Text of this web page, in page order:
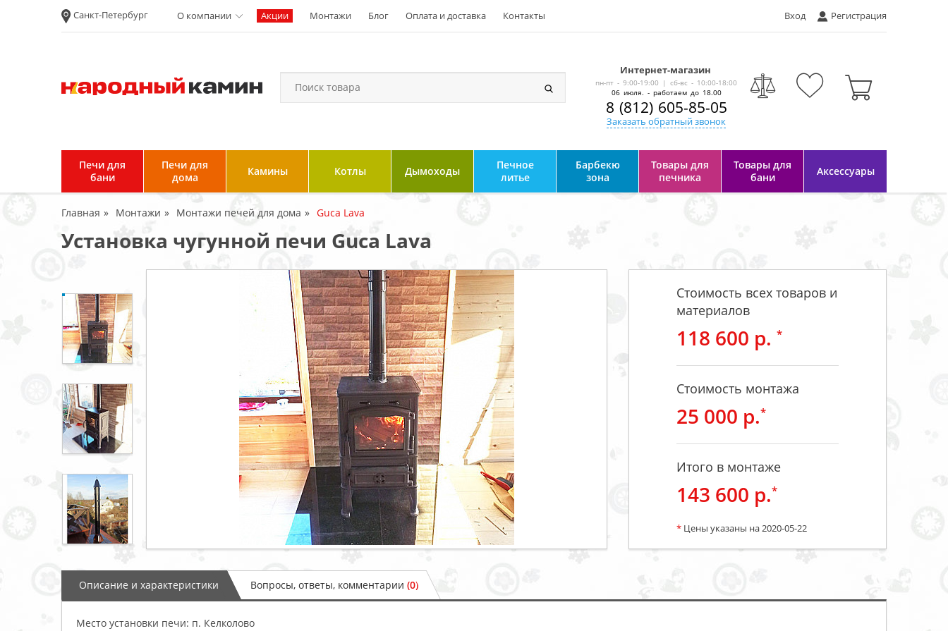
Санкт-Петербург О компании
обработку
персональных
данных
Условия продажи и
возврата товара
Пользовательское
соглашение
Гарантия и возврат
Акции Монтажи Блог Оплата и доставка Контакты Вход Регистрация
Интернет-магазин
-
пн-пт - 9:00-19:00 | сб-вс - 10:00-18:00
06 июля. - работаем до 18.00
8 (812) 605-85-05
Заказать обратный звонок
Печи для
бани
Печи для
дома
Камины Котлы Дымоходы
Печное
литье
Барбекю
зона
Товары для
печника
Товары для
бани
Аксессуары
Главная Монтажи Монтажи печей для дома Guca Lava
Установка чугунной печи Guca Lava
Стоимость всех товаров и
материалов
118 600 р. *
Стоимость монтажа
25 000 р.*
Итого в монтаже
143 600 р.*
* Цены указаны на 2020-05-22
Описание и характеристики Вопросы, ответы, комментарии (0)
Место установки печи: п. Келколово